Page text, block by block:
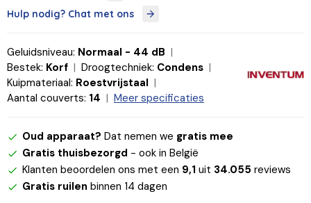
Hulp nodig? Chat met ons
Geluidsniveau: Normaal - 44 dB
Bestek: Korf Droogtechniek: Condens
Kuipmateriaal: Roestvrijstaal
Aantal couverts: 14 Meer specificaties
Oud apparaat? Dat nemen we gratis mee
Gratis thuisbezorgd - ook in België
Klanten beoordelen ons met een 9,1 uit 34.055 reviews
Gratis ruilen binnen 14 dagen